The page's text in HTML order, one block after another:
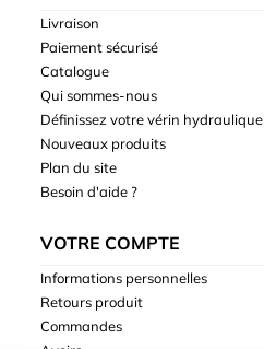
Livraison
Paiement sécurisé
Catalogue
Qui sommes-nous
Définissez votre vérin hydraulique
Nouveaux produits
Plan du site
Besoin d'aide ?
VOTRE COMPTE
Informations personnelles
Retours produit
Commandes